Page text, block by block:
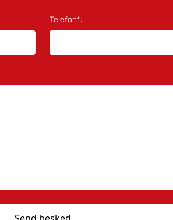
Telefon*: